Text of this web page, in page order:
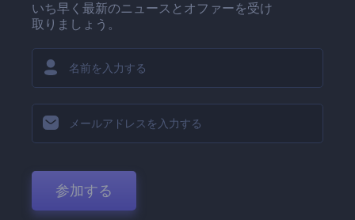
いち早く最新のニュースとオファーを受け
取りましょう。
参加する